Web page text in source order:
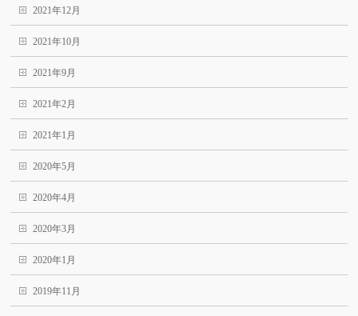
2021年12月
2021年10月
2021年9月
2021年2月
2021年1月
2020年5月
2020年4月
2020年3月
2020年1月
2019年11月